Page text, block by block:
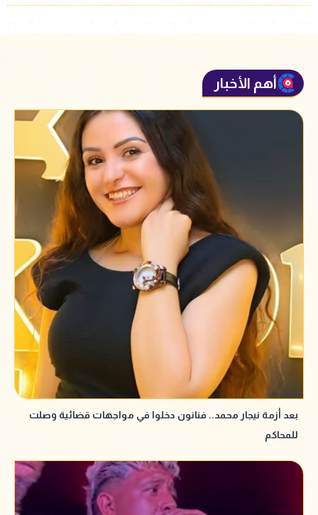
أهم الأخبار
بعد أزمة نيجار محمد.. فنانون دخلوا في مواجهات قضائية وصلت
للمحاكم